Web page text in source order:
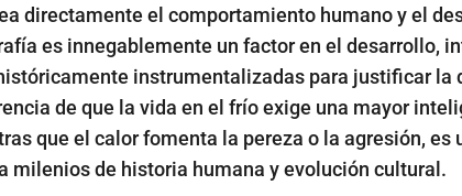
directamente el comportamiento humano y el
es innegablemente un factor en el desarrollo,
instrumentalizadas para justificar la
de que la vida en el frío exige una mayor
que el calor fomenta la pereza o la agresión,
milenios de historia humana y evolución cultural.